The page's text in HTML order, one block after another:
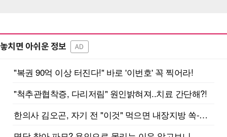
놓치면 아쉬운 정보 AD